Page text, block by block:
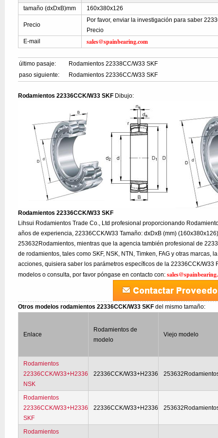
tamaño (dxDxB)mm
160x380x126
Precio
Por favor, enviar la investigación para saber
Precio
E-mail
sales@spainbearing.com
último pasaje:
Rodamientos 22338CC/W33 SKF
paso siguiente:
Rodamientos 22336CC/W33 SKF
Rodamientos 22336CCK/W33 SKF Dibujo:
Rodamientos 22336CCK/W33 SKF
Lihsui Rodamientos Trade Co., Ltd profesional proporcionando
años de experiencia, 22336CCK/W33 Tamaño: dxDxB (mm)
253632Rodamientos, mientras que la agencia también profesional de
de rodamientos, tales como SKF, NSK, NTN, Timken, FAG y otras marcas,
acciones, quisiera saber los parámetros específicos de la 22336CCK/W33
modelos o consulta, por favor póngase en contacto con:
Otros modelos rodamientos 22336CCK/W33 SKFdel mismo tamaño:
Enlace
Rodamientos de
modelo
Viejo modelo
Rodamientos
22336CCK/W33+H2336
NSK
22336CCK/W33+H2336
Rodamientos
22336CCK/W33+H2336
SKF
22336CCK/W33+H2336
Rodamientos